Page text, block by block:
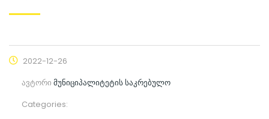
2022-12-26
ავტორი მუნიციპალიტეტის საკრებულო
Categories: